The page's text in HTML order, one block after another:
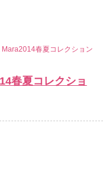
春夏コレクション
春夏コレクショ